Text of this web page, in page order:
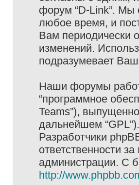
форум “D-Link”. Мы
любое время, и
Вам периодически
изменений.
подразумевает
Наши форумы
“программное
Teams”),
дальнейшем
Разработчики
ответственности
администрации. С
http://